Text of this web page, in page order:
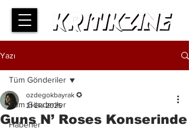
Yazı
Tüm Gönderiler
Haberler
Tüm Gönderiler
Guns N’ Roses Konserinde
ozdegokbayrak ✪
21 Eki 2025